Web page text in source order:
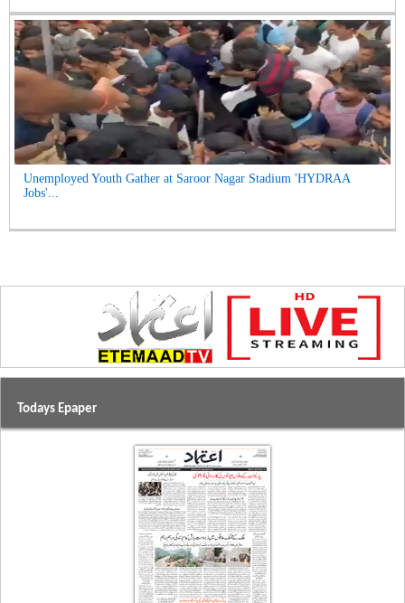
Unemployed Youth Gather at Saroor Nagar Stadium 'HYDRAA
Jobs'...
Todays Epaper